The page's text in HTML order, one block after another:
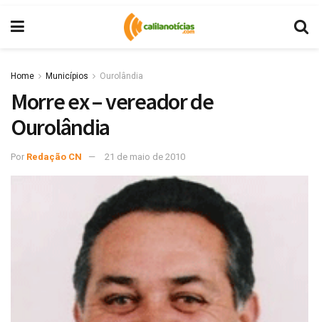
Home Municípios Ourolândia
Morre ex – vereador de
Ourolândia
Por Redação CN 21 de maio de 2010